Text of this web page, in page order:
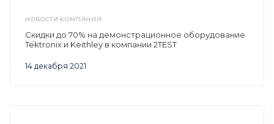
НОВОСТИ КОМПАНИИ
14 декабря 2021
Скидки до 70% на демонстрационное оборудование
Tektronix и Keithley в компании 2TEST